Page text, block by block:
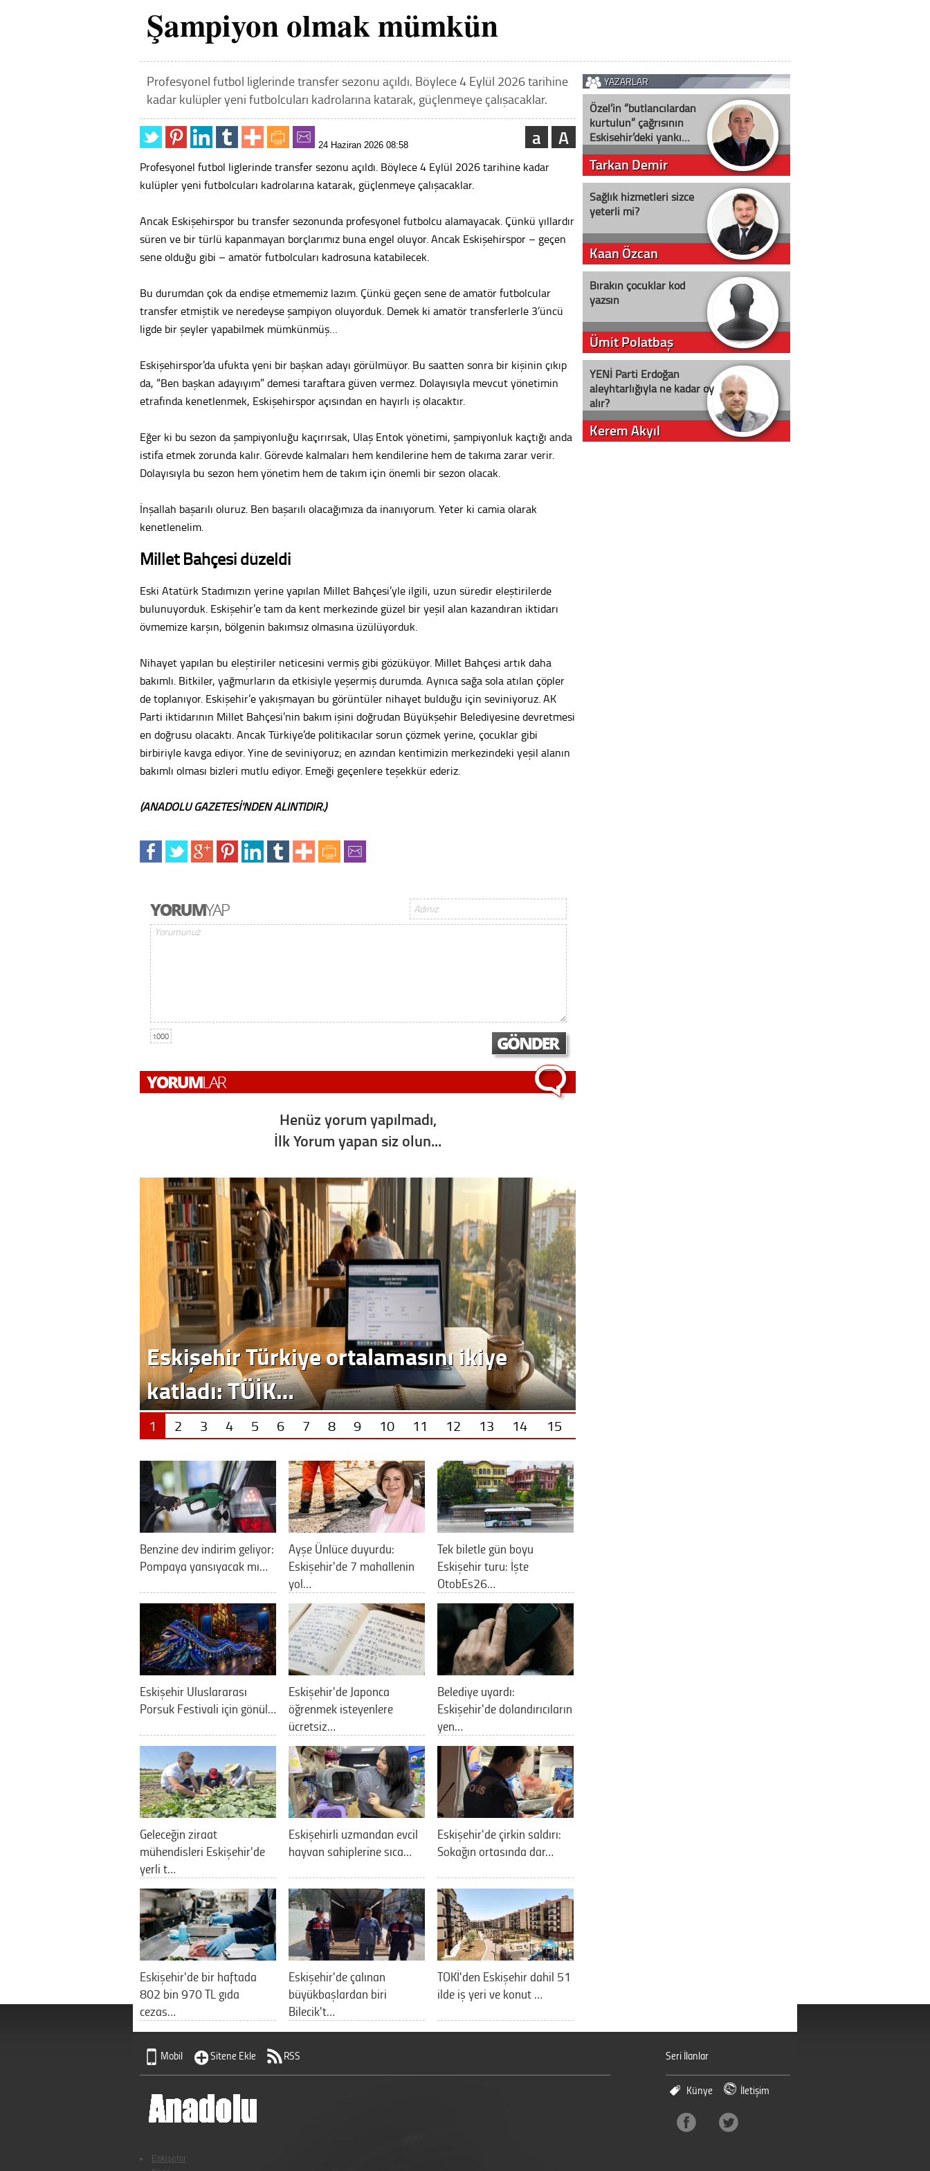
Şampiyon olmak mümkün
Profesyonel futbol liglerinde transfer sezonu açıldı. Böylece 4 Eylül 2026 tarihine
kadar kulüpler yeni futbolcuları kadrolarına katarak, güçlenmeye çalışacaklar.
24 Haziran 2026 08:58 A
a
Profesyonel futbol liglerinde transfer sezonu açıldı. Böylece 4 Eylül 2026 tarihine kadar
kulüpler yeni futbolcuları kadrolarına katarak, güçlenmeye çalışacaklar.
Ancak Eskişehirspor bu transfer sezonunda profesyonel futbolcu alamayacak. Çünkü yıllardır
süren ve bir türlü kapanmayan borçlarımız buna engel oluyor. Ancak Eskişehirspor – geçen
sene olduğu gibi – amatör futbolcuları kadrosuna katabilecek.
Bu durumdan çok da endişe etmememiz lazım. Çünkü geçen sene de amatör futbolcular
transfer etmiştik ve neredeyse şampiyon oluyorduk. Demek ki amatör transferlerle 3’üncü
ligde bir şeyler yapabilmek mümkünmüş…
Eskişehirspor’da ufukta yeni bir başkan adayı görülmüyor. Bu saatten sonra bir kişinin çıkıp
da, “Ben başkan adayıyım” demesi taraftara güven vermez. Dolayısıyla mevcut yönetimin
etrafında kenetlenmek, Eskişehirspor açısından en hayırlı iş olacaktır.
Eğer ki bu sezon da şampiyonluğu kaçırırsak, Ulaş Entok yönetimi, şampiyonluk kaçtığı anda
istifa etmek zorunda kalır. Görevde kalmaları hem kendilerine hem de takıma zarar verir.
Dolayısıyla bu sezon hem yönetim hem de takım için önemli bir sezon olacak.
İnşallah başarılı oluruz. Ben başarılı olacağımıza da inanıyorum. Yeter ki camia olarak
kenetlenelim.
Millet Bahçesi düzeldi
Eski Atatürk Stadımızın yerine yapılan Millet Bahçesi’yle ilgili, uzun süredir eleştirilerde
bulunuyorduk. Eskişehir’e tam da kent merkezinde güzel bir yeşil alan kazandıran iktidarı
övmemize karşın, bölgenin bakımsız olmasına üzülüyorduk.
Nihayet yapılan bu eleştiriler neticesini vermiş gibi gözüküyor. Millet Bahçesi artık daha
bakımlı. Bitkiler, yağmurların da etkisiyle yeşermiş durumda. Aynıca sağa sola atılan çöpler
de toplanıyor. Eskişehir’e yakışmayan bu görüntüler nihayet bulduğu için seviniyoruz. AK
Parti iktidarının Millet Bahçesi’nin bakım işini doğrudan Büyükşehir Belediyesine devretmesi
en doğrusu olacaktı. Ancak Türkiye’de politikacılar sorun çözmek yerine, çocuklar gibi
birbiriyle kavga ediyor. Yine de seviniyoruz; en azından kentimizin merkezindeki yeşil alanın
bakımlı olması bizleri mutlu ediyor. Emeği geçenlere teşekkür ederiz.
(ANADOLU GAZETESİ'NDEN ALINTIDIR.)
1000
Henüz yorum yapılmadı,
İlk Yorum yapan siz olun...
Eskişehir Türkiye ortalamasını ikiye
katladı: TÜİK…
1 2 3 4 5 6 7 8 9 10 11 12 13 14 15
Benzine dev indirim geliyor:
Pompaya yansıyacak mı…
Ayşe Ünlüce duyurdu:
Eskişehir'de 7 mahallenin
yol…
Tek biletle gün boyu
Eskişehir turu: İşte
OtobEs26…
Eskişehir Uluslararası
Porsuk Festivali için gönül…
Eskişehir'de Japonca
öğrenmek isteyenlere
ücretsiz…
Belediye uyardı:
Eskişehir'de dolandırıcıların
yen…
Geleceğin ziraat
mühendisleri Eskişehir'de
yerli t…
Eskişehirli uzmandan evcil
hayvan sahiplerine sıca…
Eskişehir'de çirkin saldırı:
Sokağın ortasında dar…
Eskişehir'de bir haftada
802 bin 970 TL gıda
cezas…
Eskişehir'de çalınan
büyükbaşlardan biri
Bilecik't…
TOKİ'den Eskişehir dahil 51
ilde iş yeri ve konut …
YAZARLAR
Özel’in “butlancılardan
kurtulun” çağrısının
Eskişehir’deki yankı…
Tarkan Demir
Sağlık hizmetleri sizce
yeterli mi?
Kaan Özcan
Bırakın çocuklar kod
yazsın
Ümit Polatbaş
YENİ Parti Erdoğan
aleyhtarlığıyla ne kadar oy
alır?
Kerem Akyıl
Mobil Sitene Ekle RSS Seri İlanlar
Künye İletişim
Eskişehir